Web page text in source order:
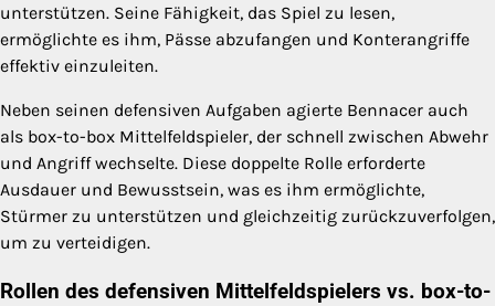
unterstützen. Seine Fähigkeit, das Spiel zu lesen,
ermöglichte es ihm, Pässe abzufangen und Konterangriffe
effektiv einzuleiten.
Neben seinen defensiven Aufgaben agierte Bennacer auch
als box-to-box Mittelfeldspieler, der schnell zwischen Abwehr
und Angriff wechselte. Diese doppelte Rolle erforderte
Ausdauer und Bewusstsein, was es ihm ermöglichte,
Stürmer zu unterstützen und gleichzeitig zurückzuverfolgen,
um zu verteidigen.
Rollen des defensiven Mittelfeldspielers vs. box-to-